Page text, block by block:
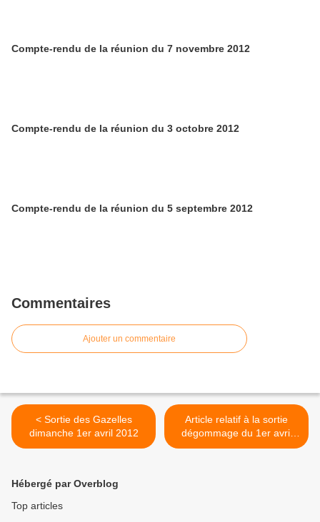
Compte-rendu de la réunion du 7 novembre 2012
Compte-rendu de la réunion du 3 octobre 2012
Compte-rendu de la réunion du 5 septembre 2012
Commentaires
Ajouter un commentaire
< Sortie des Gazelles
dimanche 1er avril 2012
Article relatif à la sortie
dégommage du 1er avril
2012 >
Hébergé par Overblog
Top articles